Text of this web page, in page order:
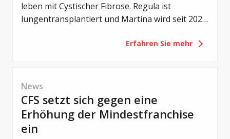
leben mit Cystischer Fibrose. Regula ist
lungentransplantiert und Martina wird seit 2021
Lebenswege – und doch eine gemeinsame
Erfahren Sie mehr
News
CFS setzt sich gegen eine
Erhöhung der Mindestfranchise
ein